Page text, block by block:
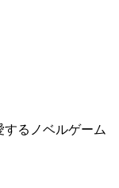
するノベルゲーム